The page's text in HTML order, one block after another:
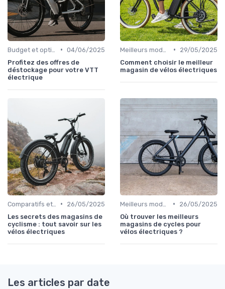
• 04/06/2025
Profitez des offres de
déstockage pour votre VTT
électrique
•
29/05/2025
Comment choisir le meilleur
magasin de vélos électriques
•
26/05/2025
Les secrets des magasins de
cyclisme : tout savoir sur les
vélos électriques
•
26/05/2025
Où trouver les meilleurs
magasins de cycles pour
vélos électriques ?
Les articles par date